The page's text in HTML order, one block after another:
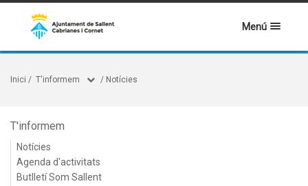
Menú
Inici / T'informem / Notícies
T'informem
Notícies
Agenda d'activitats
Butlletí Som Sallent